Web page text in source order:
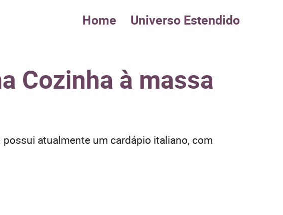
Home Universo Estendido
Cozinha à massa
atualmente um cardápio italiano, com